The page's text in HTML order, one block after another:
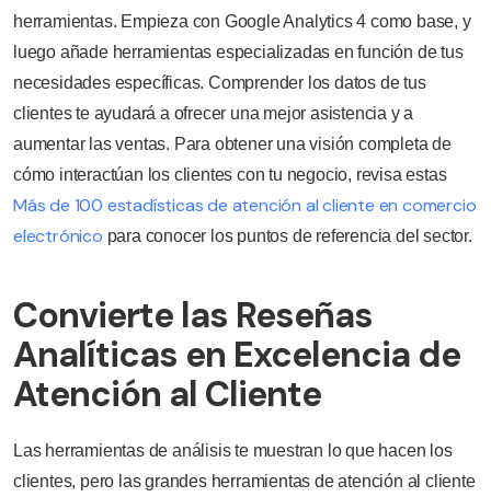
herramientas. Empieza con Google Analytics 4 como base, y
luego añade herramientas especializadas en función de tus
necesidades específicas. Comprender los datos de tus
clientes te ayudará a ofrecer una mejor asistencia y a
aumentar las ventas. Para obtener una visión completa de
cómo interactúan los clientes con tu negocio, revisa estas
Más de 100 estadísticas de atención al cliente en comercio
electrónico para conocer los puntos de referencia del sector.
Convierte las Reseñas
Analíticas en Excelencia de
Atención al Cliente
Las herramientas de análisis te muestran lo que hacen los
clientes, pero las grandes herramientas de atención al cliente